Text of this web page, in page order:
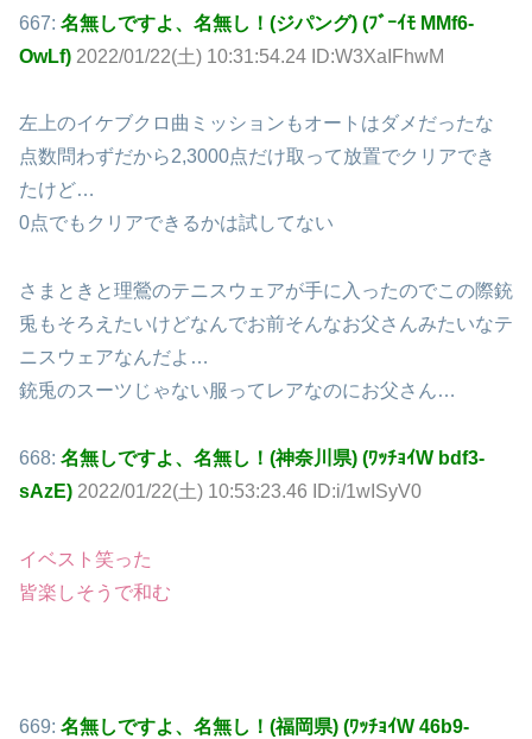
667: 名無しですよ、名無し！(ジパング) (ﾌﾞｰｲﾓ MMf6-
OwLf) 2022/01/22(土) 10:31:54.24 ID:W3XaIFhwM
左上のイケブクロ曲ミッションもオートはダメだったな
点数問わずだから2,3000点だけ取って放置でクリアでき
たけど…
0点でもクリアできるかは試してない
さまときと理鶯のテニスウェアが手に入ったのでこの際銃
兎もそろえたいけどなんでお前そんなお父さんみたいなテ
ニスウェアなんだよ…
銃兎のスーツじゃない服ってレアなのにお父さん…
668: 名無しですよ、名無し！(神奈川県) (ﾜｯﾁｮｲW bdf3-
sAzE) 2022/01/22(土) 10:53:23.46 ID:i/1wISyV0
イベスト笑った
皆楽しそうで和む
669: 名無しですよ、名無し！(福岡県) (ﾜｯﾁｮｲW 46b9-